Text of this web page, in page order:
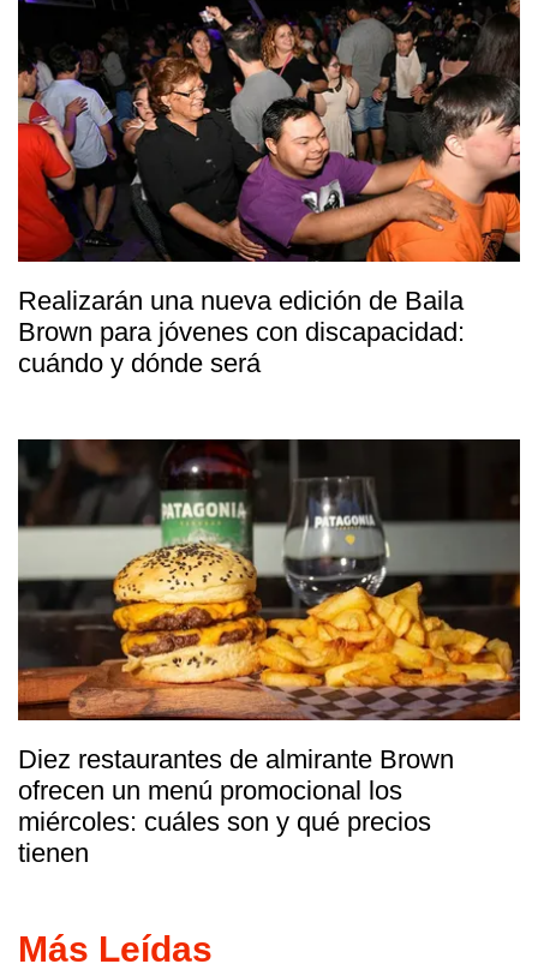
Realizarán una nueva edición de Baila
Brown para jóvenes con discapacidad:
cuándo y dónde será
Diez restaurantes de almirante Brown
ofrecen un menú promocional los
miércoles: cuáles son y qué precios
tienen
Más Leídas